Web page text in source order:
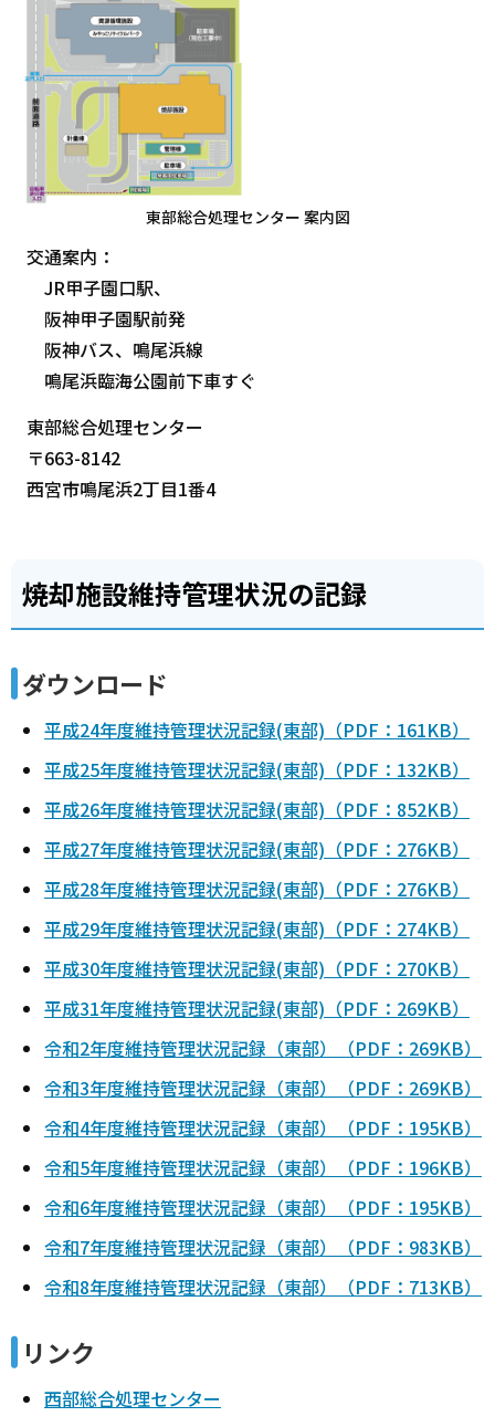
東部総合処理センター 案内図
交通案内：
JR甲子園口駅、
阪神甲子園駅前発
阪神バス、鳴尾浜線
鳴尾浜臨海公園前下車すぐ
東部総合処理センター
〒663-8142
西宮市鳴尾浜2丁目1番4
焼却施設維持管理状況の記録
ダウンロード
平成24年度維持管理状況記録(東部)（PDF：161KB）
平成25年度維持管理状況記録(東部)（PDF：132KB）
平成26年度維持管理状況記録(東部)（PDF：852KB）
平成27年度維持管理状況記録(東部)（PDF：276KB）
平成28年度維持管理状況記録(東部)（PDF：276KB）
平成29年度維持管理状況記録(東部)（PDF：274KB）
平成30年度維持管理状況記録(東部)（PDF：270KB）
平成31年度維持管理状況記録(東部)（PDF：269KB）
令和2年度維持管理状況記録（東部）（PDF：269KB）
令和3年度維持管理状況記録（東部）（PDF：269KB）
令和4年度維持管理状況記録（東部）（PDF：195KB）
令和5年度維持管理状況記録（東部）（PDF：196KB）
令和6年度維持管理状況記録（東部）（PDF：195KB）
令和7年度維持管理状況記録（東部）（PDF：983KB）
令和8年度維持管理状況記録（東部）（PDF：713KB）
リンク
西部総合処理センター